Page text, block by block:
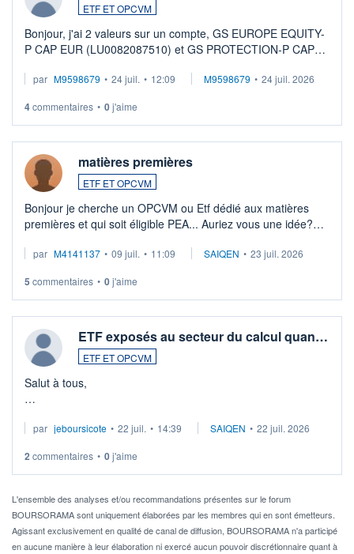
ETF ET OPCVM
Bonjour, j'ai 2 valeurs sur un compte, GS EUROPE EQUITY-
P CAP EUR (LU0082087510) et GS PROTECTION-P CAP
veux procéder à la vente, on me signale ...
par M9598679 • 24 juil. • 12:09 M9598679 • 24 juil. 2026
4commentaires • 0j'aime
matières premières
ETF ET OPCVM
Bonjour je cherche un OPCVM ou Etf dédié aux matières
premières et qui soit éligible PEA... Auriez vous une idée?
par M4141137 • 09 juil. • 11:09 SAIQEN • 23 juil. 2026
5 commentaires • 0j'aime
ETF exposés au secteur du calcul quan…
ETF ET OPCVM
Salut à tous,
via un ETF plutôt que des actions individuelles.
Idéalement, je voudrais qu'il soit éligible au PEA.
Pour l' ...
par jeboursicote • 22 juil. • 14:39 SAIQEN • 22 juil. 2026
2 commentaires • 0j'aime
L'ensemble des analyses et/ou recommandations présentes sur le forum
BOURSORAMA sont uniquement élaborées par les membres qui en sont émetteurs.
Agissant exclusivement en qualité de canal de diffusion, BOURSORAMA n'a participé
en aucune manière à leur élaboration ni exercé aucun pouvoir discrétionnaire quant à